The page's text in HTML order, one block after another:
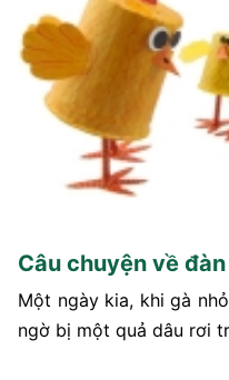
Câu chuyện về
Một ngày kia, khi gà
ngờ bị một quả dâu rơi